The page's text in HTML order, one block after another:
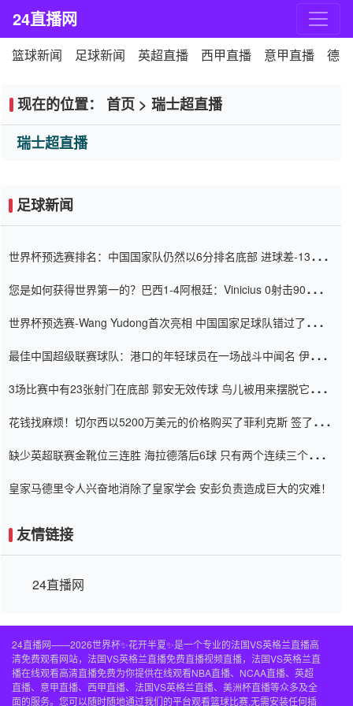
24直播网
篮球新闻 足球新闻 英超直播 西甲直播 意甲直播 德
现在的位置： 首页 > 瑞士超直播
瑞士超直播
足球新闻
世界杯预选赛排名：中国国家队仍然以6分排名底部 进球差-13令人
您是如何获得世界第一的？巴西1-4阿根廷：Vinicius 0射击90分钟
世界杯预选赛-Wang Yudong首次亮相 中国国家足球队错过了世界
最佳中国超级联赛球队：港口的年轻球员在一场战斗中闻名 伊万放
3场比赛中有23张射门在底部 郭安无效传球 鸟儿被用来摆脱它
花钱找麻烦！切尔西以5200万美元的价格购买了菲利克斯 签了7年
缺少英超联赛金靴位三连胜 海拉德落后6球 只有两个连续三个连续
皇家马德里令人兴奋地消除了皇家学会 安彭负责造成巨大的灾难！
友情链接
24直播网
24直播网——2026世界杯✨花开半夏✨是一个专业的法国VS英格兰直播高
清免费观看网站，法国VS英格兰直播免费直播视频直播，法国VS英格兰直
播在线观看高清直播免费为你提供在线观看NBA直播、NCAA直播、英超
直播、意甲直播、西甲直播、法国VS英格兰直播、美洲杯直播等众多及全
面的服务。您可以随时随地通过我们的平台观看篮球比赛,无需安装任何插